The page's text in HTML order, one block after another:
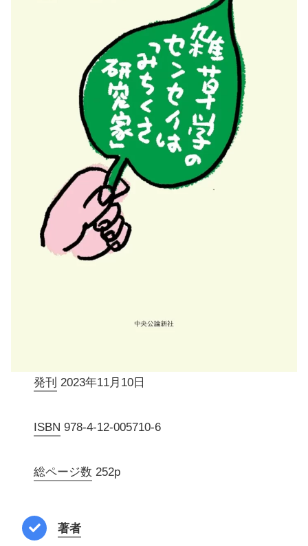
発刊 2023年11月10日
ISBN 978-4-12-005710-6
総ページ数 252p
著者